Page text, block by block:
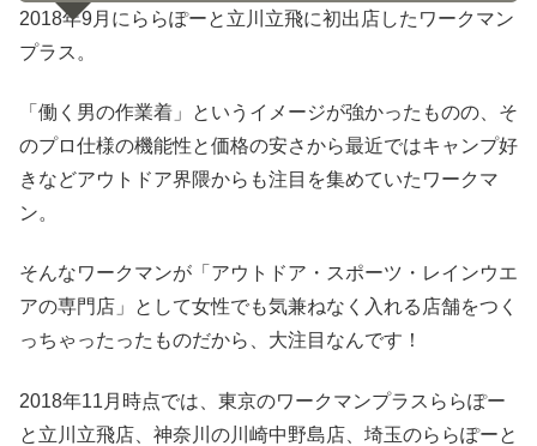
2018年9月にららぽーと立川立飛に初出店したワークマン
プラス。
「働く男の作業着」というイメージが強かったものの、そ
のプロ仕様の機能性と価格の安さから最近ではキャンプ好
きなどアウトドア界隈からも注目を集めていたワークマ
ン。
そんなワークマンが「アウトドア・スポーツ・レインウエ
アの専門店」として女性でも気兼ねなく入れる店舗をつく
っちゃったったものだから、大注目なんです！
2018年11月時点では、東京のワークマンプラスららぽー
と立川立飛店、神奈川の川崎中野島店、埼玉のららぽーと